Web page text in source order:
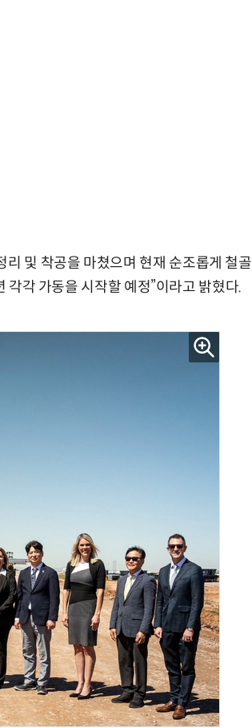
및 착공을 마쳤으며 현재 순조롭게 철골
각 가동을 시작할 예정”이라고 밝혔다.